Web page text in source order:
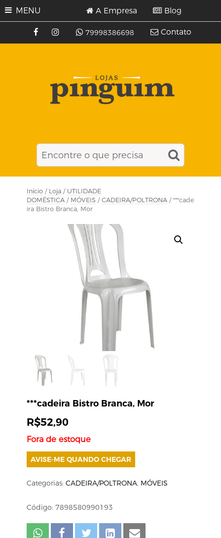
MENU
79998386698
A Empresa Blog
Contato
Início / Loja / UTILIDADE
DOMÉSTICA / MÓVEIS / CADEIRA/POLTRONA / ***cade
ira Bistro Branca, Mor
***cadeira Bistro Branca, Mor
R$52,90
Fora de estoque
AVISE-ME QUANDO CHEGAR
Categorias: CADEIRA/POLTRONA, MÓVEIS
Código: 7898580990193